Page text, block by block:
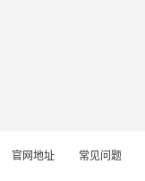
官网地址 常见问题